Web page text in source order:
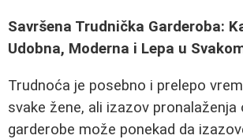
Savršena Trudnička Garderoba:
Udobna, Moderna i Lepa u
Trudnoća je posebno i prelepo
svake žene, ali izazov pronalaženja
garderobe može ponekad da